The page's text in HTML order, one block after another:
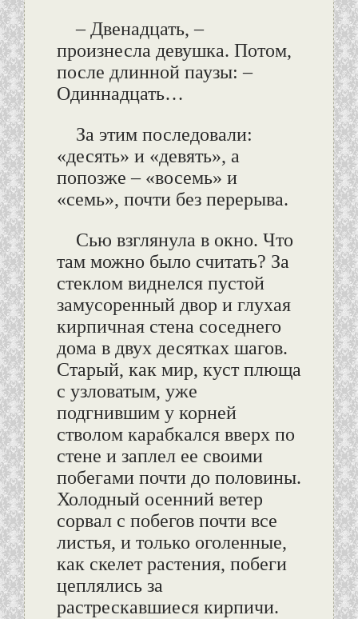
– Двенадцать, –
произнесла девушка. Потом,
после длинной паузы: –
Одиннадцать…
За этим последовали:
«десять» и «девять», а
попозже – «восемь» и
«семь», почти без перерыва.
Сью взглянула в окно. Что
там можно было считать? За
стеклом виднелся пустой
замусоренный двор и глухая
кирпичная стена соседнего
дома в двух десятках шагов.
Старый, как мир, куст плюща
с узловатым, уже
подгнившим у корней
стволом карабкался вверх по
стене и заплел ее своими
побегами почти до половины.
Холодный осенний ветер
сорвал с побегов почти все
листья, и только оголенные,
как скелет растения, побеги
цеплялись за
растрескавшиеся кирпичи.